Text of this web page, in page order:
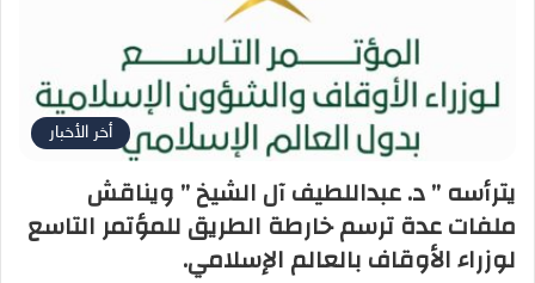
أخر الأخبار
يترأسه ” د. عبداللطيف آل الشيخ ” ويناقش
ملفات عدة ترسم خارطة الطريق للمؤتمر التاسع
لوزراء الأوقاف بالعالم الإسلامي.